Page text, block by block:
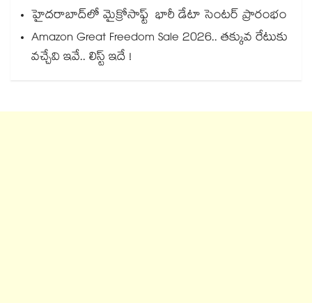
హైదరాబాద్‌‌‌‌‌‌‌‌లో మైక్రోసాఫ్ట్ భారీ డేటా సెంటర్ ప్రారంభం
Amazon Great Freedom Sale 2026.. తక్కువ రేటుకు
వచ్చేవి ఇవే.. లిస్ట్ ఇదే !